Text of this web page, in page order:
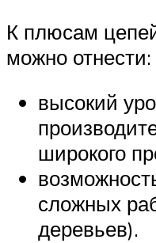
К плюсам
можно отнести:
высокий
широкого
сложных
деревьев).